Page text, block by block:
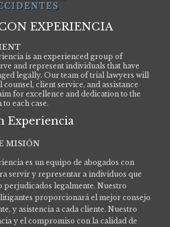
EXPERIENCIA
is an experienced group of
and represent individuals that have
legally. Our team of trial lawyers will
client service, and assistance
for excellence and dedication to the
each case.
Experiencia
MISIÓN
es un equipo de abogados con
servir y representar a individuos que
perjudicados legalmente. Nuestro
proporcionará el mejor consejo
y asistencia a cada cliente. Nuestro
y el compromiso con la calidad de